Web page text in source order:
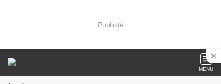
Publicité
MENU